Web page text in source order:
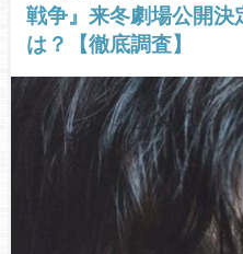
戦争』来冬劇場公開
は？【徹底調査】